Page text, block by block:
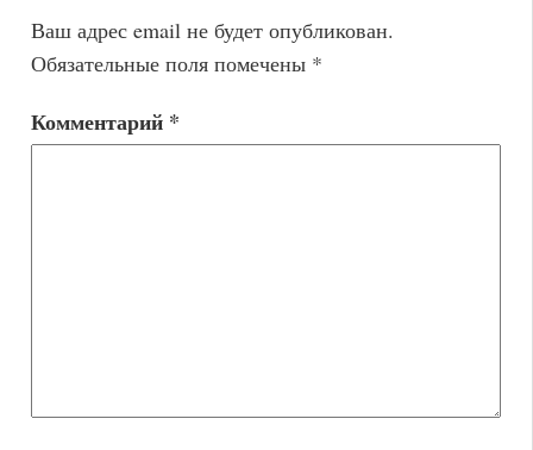
Ваш адрес email не будет опубликован.
Обязательные поля помечены *
Комментарий *